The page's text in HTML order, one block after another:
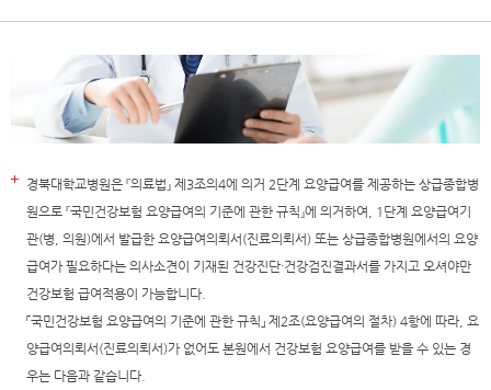
경북대학교병원은 『의료법』 제3조의4에 의거 2단계 요양급여를 제공하는 상급종합병
원으로 『국민건강보험 요양급여의 기준에 관한 규칙』에 의거하여, 1단계 요양급여기
관(병, 의원)에서 발급한 요양급여의뢰서(진료의뢰서) 또는 상급종합병원에서의 요양
급여가 필요하다는 의사소견이 기재된 건강진단·건강검진결과서를 가지고 오셔야만
건강보험 급여적용이 가능합니다.
「국민건강보험 요양급여의 기준에 관한 규칙」 제2조(요양급여의 절차) 4항에 따라, 요
양급여의뢰서(진료의뢰서)가 없어도 본원에서 건강보험 요양급여를 받을 수 있는 경
우는 다음과 같습니다.